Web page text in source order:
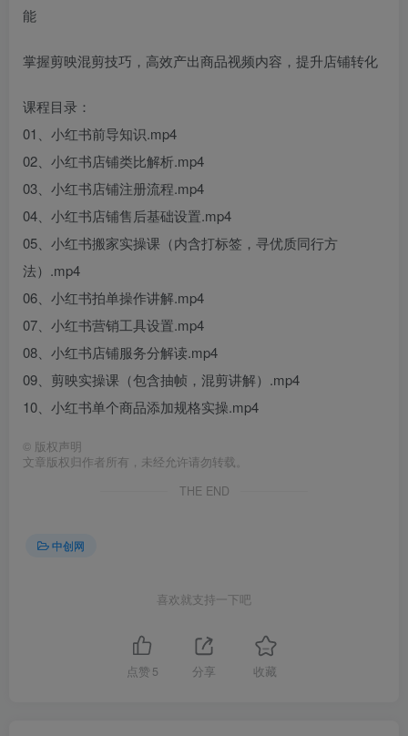
能
掌握剪映混剪技巧，高效产出商品视频内容，提升店铺转化
课程目录：
01、小红书前导知识.mp4
02、小红书店铺类比解析.mp4
03、小红书店铺注册流程.mp4
04、小红书店铺售后基础设置.mp4
05、小红书搬家实操课（内含打标签，寻优质同行方
法）.mp4
06、小红书拍单操作讲解.mp4
07、小红书营销工具设置.mp4
08、小红书店铺服务分解读.mp4
09、剪映实操课（包含抽帧，混剪讲解）.mp4
10、小红书单个商品添加规格实操.mp4
© 版权声明
文章版权归作者所有，未经允许请勿转载。
THE END
中创网
喜欢就支持一下吧
点赞 5 分享 收藏